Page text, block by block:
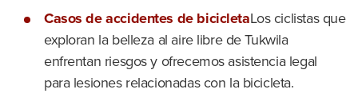
Casos de accidentes de bicicletaLos ciclistas que
exploran la belleza al aire libre de Tukwila
enfrentan riesgos y ofrecemos asistencia legal
para lesiones relacionadas con la bicicleta.